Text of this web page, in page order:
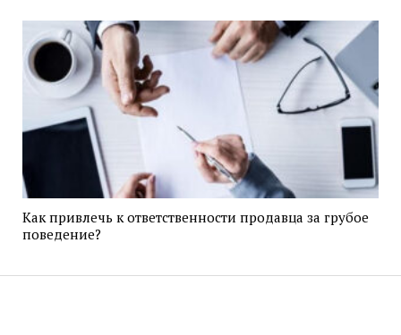
Как привлечь к ответственности продавца за грубое
поведение?